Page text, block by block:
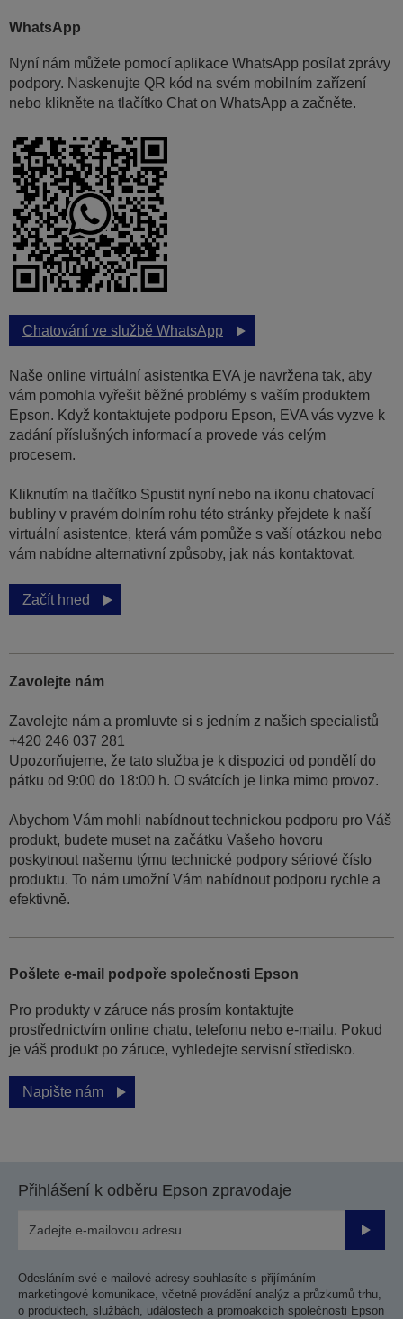
WhatsApp
Nyní nám můžete pomocí aplikace WhatsApp posílat zprávy
podpory. Naskenujte QR kód na svém mobilním zařízení
nebo klikněte na tlačítko Chat on WhatsApp a začněte.
Chatování ve službě WhatsApp
Naše online virtuální asistentka EVA je navržena tak, aby
vám pomohla vyřešit běžné problémy s vaším produktem
Epson. Když kontaktujete podporu Epson, EVA vás vyzve k
zadání příslušných informací a provede vás celým
procesem.
Kliknutím na tlačítko Spustit nyní nebo na ikonu chatovací
bubliny v pravém dolním rohu této stránky přejdete k naší
virtuální asistentce, která vám pomůže s vaší otázkou nebo
vám nabídne alternativní způsoby, jak nás kontaktovat.
Začít hned
Zavolejte nám
Zavolejte nám a promluvte si s jedním z našich specialistů
+420 246 037 281
Upozorňujeme, že tato služba je k dispozici od pondělí do
pátku od 9:00 do 18:00 h. O svátcích je linka mimo provoz.
Abychom Vám mohli nabídnout technickou podporu pro Váš
produkt, budete muset na začátku Vašeho hovoru
poskytnout našemu týmu technické podpory sériové číslo
produktu. To nám umožní Vám nabídnout podporu rychle a
efektivně.
Pošlete e-mail podpoře společnosti Epson
Pro produkty v záruce nás prosím kontaktujte
prostřednictvím online chatu, telefonu nebo e-mailu. Pokud
je váš produkt po záruce, vyhledejte servisní středisko.
Napište nám
Přihlášení k odběru Epson zpravodaje
Odesláním své e-mailové adresy souhlasíte s přijímáním
marketingové komunikace, včetně provádění analýz a průzkumů trhu,
o produktech, službách, událostech a promoakcích společnosti Epson